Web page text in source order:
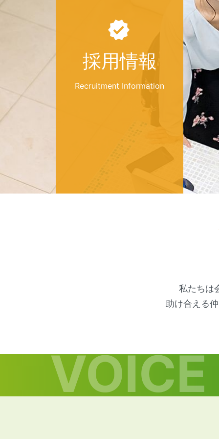
採用情報
Recruitment Information
私たちは
助け合える
VOICE